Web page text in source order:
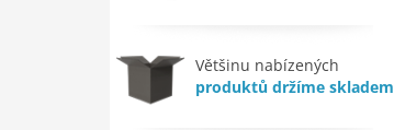
Většinu nabízených
produktů držíme skladem